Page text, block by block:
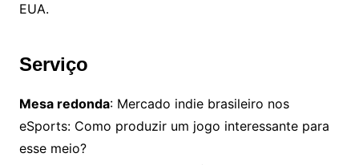
EUA.
Serviço
Mesa redonda: Mercado indie brasileiro nos
eSports: Como produzir um jogo interessante para
esse meio?